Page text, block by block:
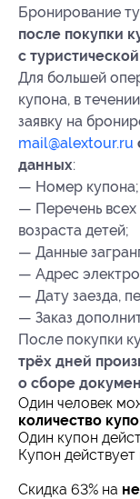
Бронирование
после покупки
с
Для большей
купона, в
заявку на
mail@alextour.ru
данных:
— Номер купона;
— Перечень всех
возраста детей;
— Данные
— Адрес
— Дату заезда,
— Заказ
После покупки
трёх дней
о сборе
Один человек
количество
Один купон
Купон действует
Скидка 63% на